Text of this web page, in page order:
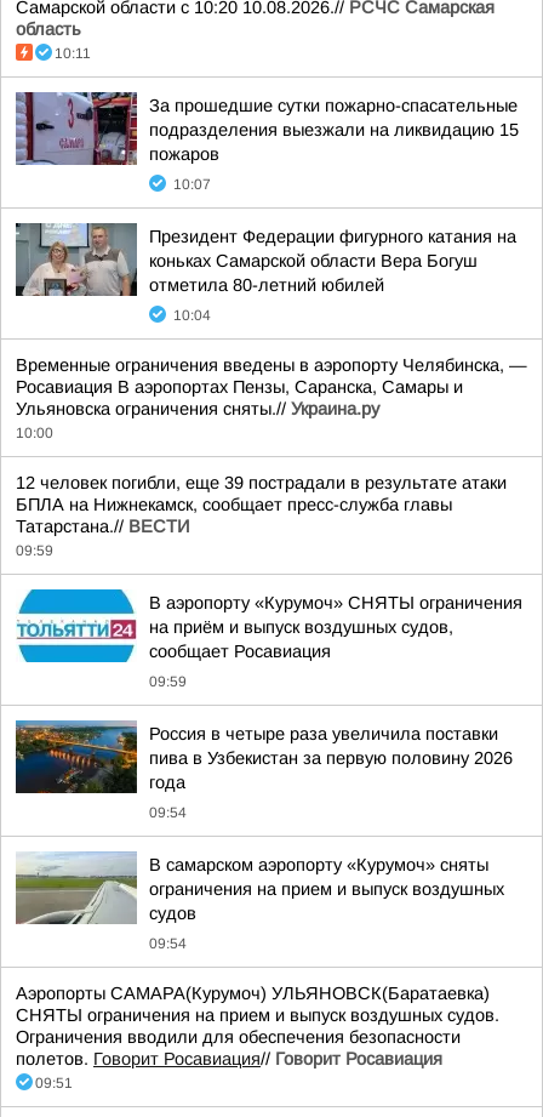
Самарской области с 10:20 10.08.2026.// РСЧС Самарская
область
10:11
За прошедшие сутки пожарно-спасательные
подразделения выезжали на ликвидацию 15
пожаров
10:07
Президент Федерации фигурного катания на
коньках Самарской области Вера Богуш
отметила 80-летний юбилей
10:04
Временные ограничения введены в аэропорту Челябинска, —
Росавиация В аэропортах Пензы, Саранска, Самары и
Ульяновска ограничения сняты.// Украина.ру
10:00
12 человек погибли, еще 39 пострадали в результате атаки
БПЛА на Нижнекамск, сообщает пресс-служба главы
Татарстана.// ВЕСТИ
09:59
В аэропорту «Курумоч» СНЯТЫ ограничения
на приём и выпуск воздушных судов,
сообщает Росавиация
09:59
Россия в четыре раза увеличила поставки
пива в Узбекистан за первую половину 2026
года
09:54
В самарском аэропорту «Курумоч» сняты
ограничения на прием и выпуск воздушных
судов
09:54
Аэропорты САМАРА(Курумоч) УЛЬЯНОВСК(Баратаевка)
СНЯТЫ ограничения на прием и выпуск воздушных судов.
Ограничения вводили для обеспечения безопасности
полетов. Говорит Росавиация// Говорит Росавиация
09:51